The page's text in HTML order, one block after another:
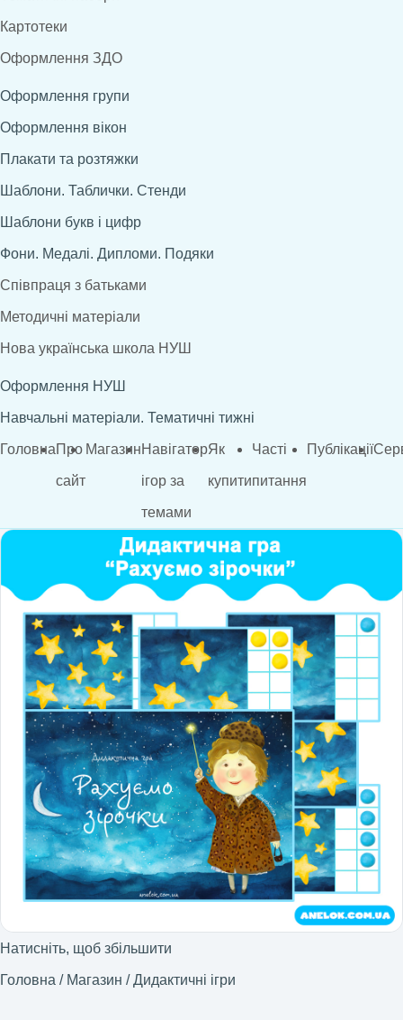
Картотеки
Оформлення ЗДО
Оформлення групи
Оформлення вікон
Плакати та розтяжки
Шаблони. Таблички. Стенди
Шаблони букв і цифр
Фони. Медалі. Дипломи. Подяки
Співпраця з батьками
Методичні матеріали
Нова українська школа НУШ
Оформлення НУШ
Навчальні матеріали. Тематичні тижні
ГоловнаПро
сайт
МагазинНавігатор
ігор за
темами
Як
купити
Часті
питання
Публікації
Натисніть, щоб збільшити
Головна / Магазин / Дидактичні ігри